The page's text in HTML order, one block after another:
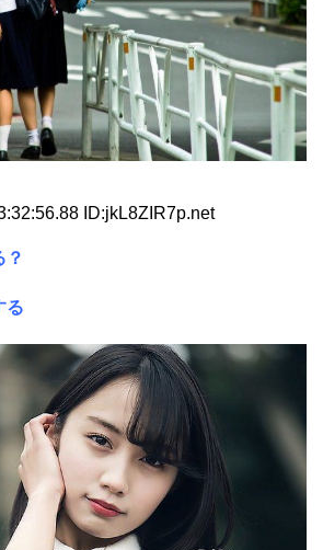
ID:jkL8ZIR7p.net
？
る